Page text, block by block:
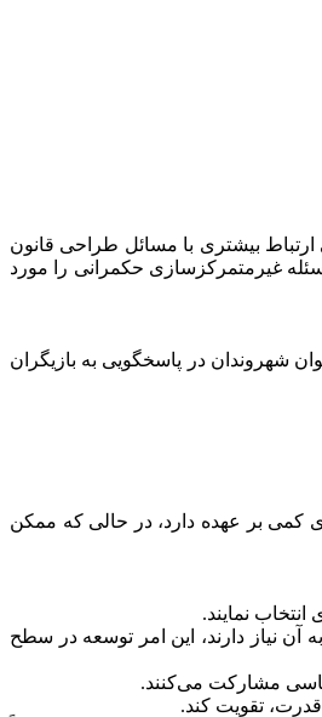
بیشتری با مسائل طراحی قانون
غیرمتمرکزسازی حکمرانی را مورد
در پاسخگویی به بازیگران
کمی بر عهده دارد، در حالی که ممکن
آن نیاز دارند، این امر توسعه در سطح